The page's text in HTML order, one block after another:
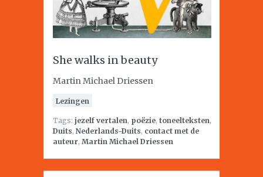
She walks in beauty
Martin Michael Driessen
Lezingen
Tags: jezelf vertalen, poëzie, toneelteksten,
Duits, Nederlands-Duits, contact met de
auteur, Martin Michael Driessen